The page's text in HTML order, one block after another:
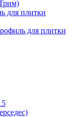
для плитки
для плитки